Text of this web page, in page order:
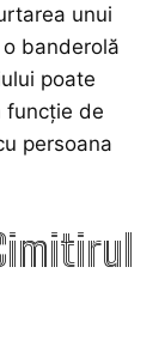
unui
banderolă
poate
funcție de
persoana